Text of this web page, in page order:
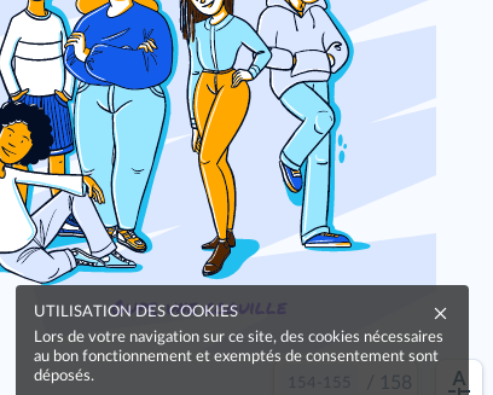
/ 158
Oups, une coquille
UTILISATION DES COOKIES
Lors de votre navigation sur ce site, des cookies nécessaires
au bon fonctionnement et exemptés de consentement sont
déposés.